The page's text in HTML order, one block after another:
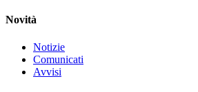
Novità
Notizie
Comunicati
Avvisi